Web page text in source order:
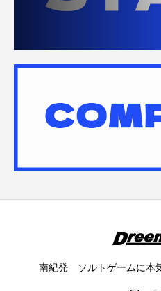
南紀発 ソルトゲームに本